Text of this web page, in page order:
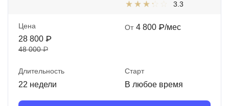
3.3
Цена
28 800 ₽
48 000 ₽
От 4 800 ₽/мес
Длительность
22 недели
Старт
В любое время